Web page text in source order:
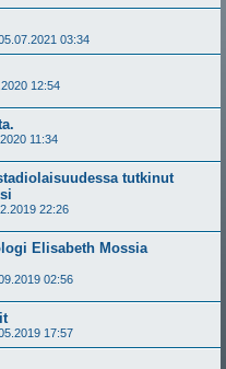
03:34
12:54
11:34
tutkinut
22:26
Elisabeth Mossia
02:56
17:57